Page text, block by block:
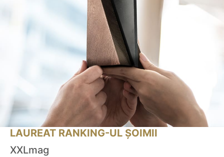
LAUREAT RANKING-UL ȘOIMII
XXLmag